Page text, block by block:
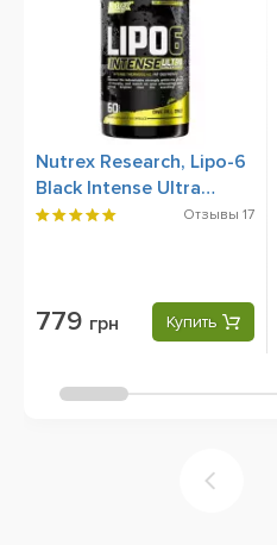
Nutrex Research, Lipo-6
Black Intense Ultra
Concentrate, 60 Black-
Отзывы 17
779 грн Купить